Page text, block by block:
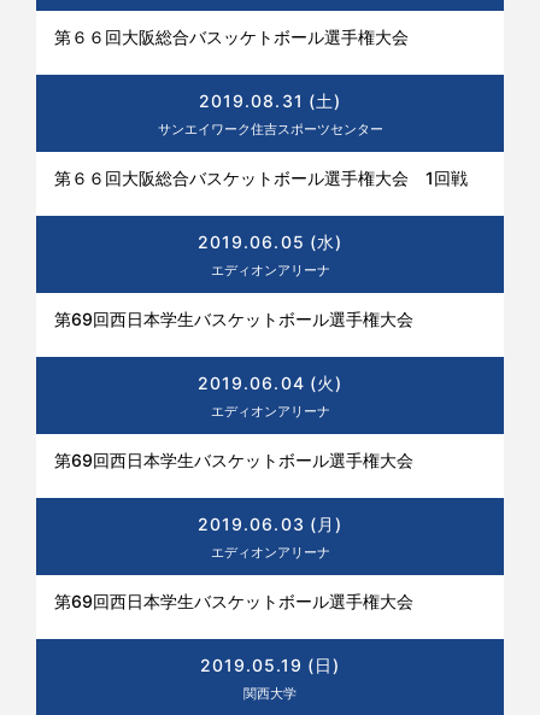
第６６回大阪総合バスッケトボール選手権大会
2019.08.31 (土)
第６６回大阪総合バスケットボール選手権大会 1回戦
サンエイワーク住吉スポーツセンター
2019.06.05 (水)
第69回西日本学生バスケットボール選手権大会
エディオンアリーナ
2019.06.04 (火)
第69回西日本学生バスケットボール選手権大会
エディオンアリーナ
2019.06.03 (月)
第69回西日本学生バスケットボール選手権大会
エディオンアリーナ
2019.05.19 (日)
関西大学